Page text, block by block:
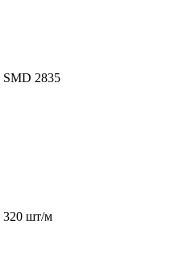
SMD 2835
320 шт/м